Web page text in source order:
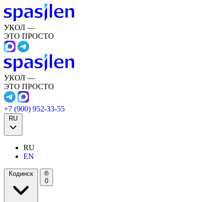
УКОЛ —
ЭТО ПРОСТО
УКОЛ —
ЭТО ПРОСТО
+7 (900) 952-33-55
RU
RU
EN
Кодинск
0